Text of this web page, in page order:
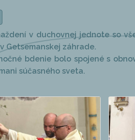
v duchovnej jednote so
Getsemanskej záhrade.
bdenie bolo spojené s
súčasného sveta.